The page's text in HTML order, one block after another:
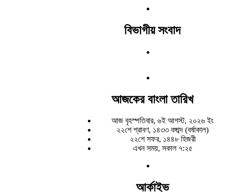
বিভাগীয় সংবাদ
আজকের বাংলা তারিখ
আজ বৃহস্পতিবার, ৬ই আগস্ট, ২০২৬ ইং
২২শে শ্রাবণ, ১৪৩৩ বঙ্গাব্দ (বর্ষাকাল)
২২শে সফর, ১৪৪৮ হিজরী
এখন সময়, সকাল ৭:২৫
আর্কাইভ